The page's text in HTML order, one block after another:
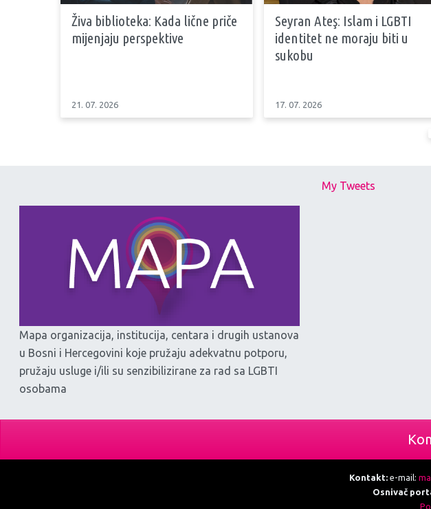
Živa biblioteka: Kada lične priče
mijenjaju perspektive
21. 07. 2026
Seyran Ateş: Islam i LGBTI
identitet ne moraju biti u
sukobu
17. 07. 2026
Mapa organizacija, institucija, centara i drugih ustanova
u Bosni i Hercegovini koje pružaju adekvatnu potporu,
pružaju usluge i/ili su senzibilizirane za rad sa LGBTI
osobama
My Tweets
Kontakt:e-mail:
Osnivač